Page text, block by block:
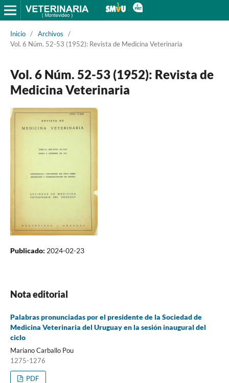
Inicio / Archivos
/
Vol. 6 Núm. 52-53 (1952): Revista de Medicina Veterinaria
Vol. 6 Núm. 52-53 (1952): Revista de
Medicina Veterinaria
Publicado: 2024-02-23
Nota editorial
Palabras pronunciadas por el presidente de la Sociedad de
Medicina Veterinaria del Uruguay en la sesión inaugural del
ciclo
Mariano Carballo Pou
1275-1276
PDF